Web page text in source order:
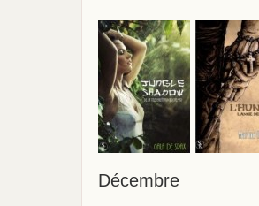
Décembre